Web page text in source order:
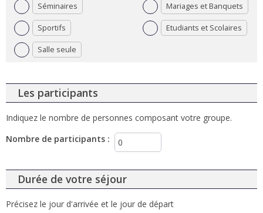
Séminaires Mariages et Banquets
Sportifs Etudiants et Scolaires
Salle seule
Les participants
Indiquez le nombre de personnes composant votre groupe.
Nombre de participants :
Durée de votre séjour
Précisez le jour d'arrivée et le jour de départ